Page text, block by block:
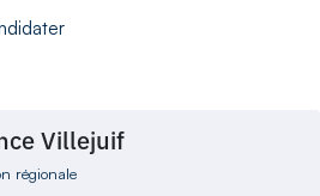
Villejuif
régionale